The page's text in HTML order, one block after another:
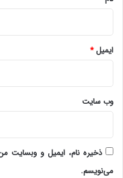
ایمیل*
وب‌ سایت
ذخیره نام، ایمیل و وبسایت
می‌نویسم.